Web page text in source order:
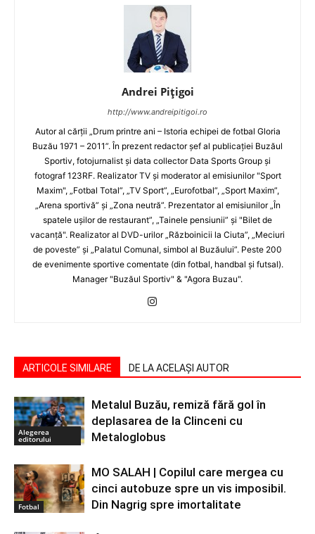
Andrei Pițigoi
http://www.andreipitigoi.ro
Autor al cărţii „Drum printre ani – Istoria echipei de fotbal Gloria
Buzău 1971 – 2011”. În prezent redactor şef al publicaţiei Buzăul
Sportiv, fotojurnalist şi data collector Data Sports Group şi
fotograf 123RF. Realizator TV şi moderator al emisiunilor "Sport
Maxim", „Fotbal Total”, „TV Sport”, „Eurofotbal”, „Sport Maxim”,
„Arena sportivă” şi „Zona neutră”. Prezentator al emisiunilor „În
spatele uşilor de restaurant”, „Tainele pensiunii” şi "Bilet de
vacanţă". Realizator al DVD-urilor „Războinicii la Ciuta”, „Meciuri
de poveste” şi „Palatul Comunal, simbol al Buzăului”. Peste 200
de evenimente sportive comentate (din fotbal, handbal şi futsal).
Manager "Buzăul Sportiv" & "Agora Buzau".
ARTICOLE SIMILARE DE LA ACELAȘI AUTOR
Alegerea
editorului
Metalul Buzău, remiză fără gol în
deplasarea de la Clinceni cu
Metaloglobus
Fotbal
MO SALAH | Copilul care mergea cu
cinci autobuze spre un vis imposibil.
Din Nagrig spre imortalitate